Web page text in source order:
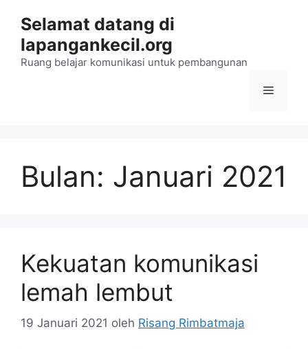
Selamat datang di
lapangankecil.org
Ruang belajar komunikasi untuk pembangunan
Menu
Bulan: Januari 2021
Kekuatan komunikasi
lemah lembut
19 Januari 2021 oleh Risang Rimbatmaja